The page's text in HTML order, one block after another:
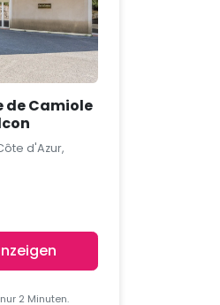
de Camiole
d'Azur,
2 Minuten.